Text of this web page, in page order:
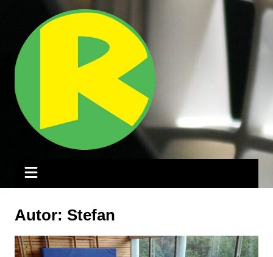
springen
Autor: Stefan